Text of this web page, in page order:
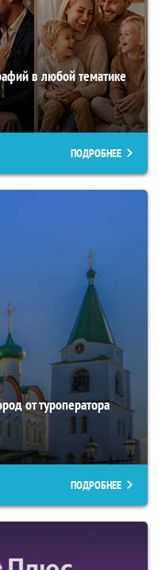
в любой тематике
ПОДРОБНЕЕ
от туроператора
ПОДРОБНЕЕ